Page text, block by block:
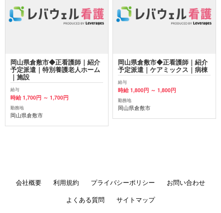
岡山県倉敷市◆正看護師｜紹介
予定派遣｜特別養護老人ホーム
｜施設
給与
時給 1,700円 ～ 1,700円
勤務地
岡山県倉敷市
岡山県倉敷市◆正看護師｜紹介
予定派遣｜ケアミックス｜病棟
給与
時給 1,800円 ～ 1,800円
勤務地
岡山県倉敷市
会社概要 利用規約 プライバシーポリシー
お問い合わせ
よくある質問
サイトマップ